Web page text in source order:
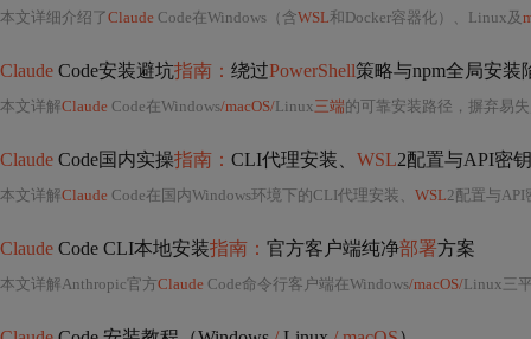
本文详细介绍了Claude Code在Windows（含WSL和Docker容器化）、Linux及
Claude Code安装避坑指南： 绕过PowerShell策略与npm全局安装
本文详解Claude Code在Windows/macOS/Linux三端的可靠安装路径，摒弃易失败的npm全局安装，
Claude Code国内实操指南： CLI代理安装、 WSL2配置与API密
本文详解Claude Code在国内Windows环境下的CLI代理安装、 WSL2配置与API密钥认证全
Claude Code CLI本地安装指南： 官方客户端纯净部署方案
本文详解Anthropic官方Claude Code命令行客户端在Windows/macOS/Linux三平台